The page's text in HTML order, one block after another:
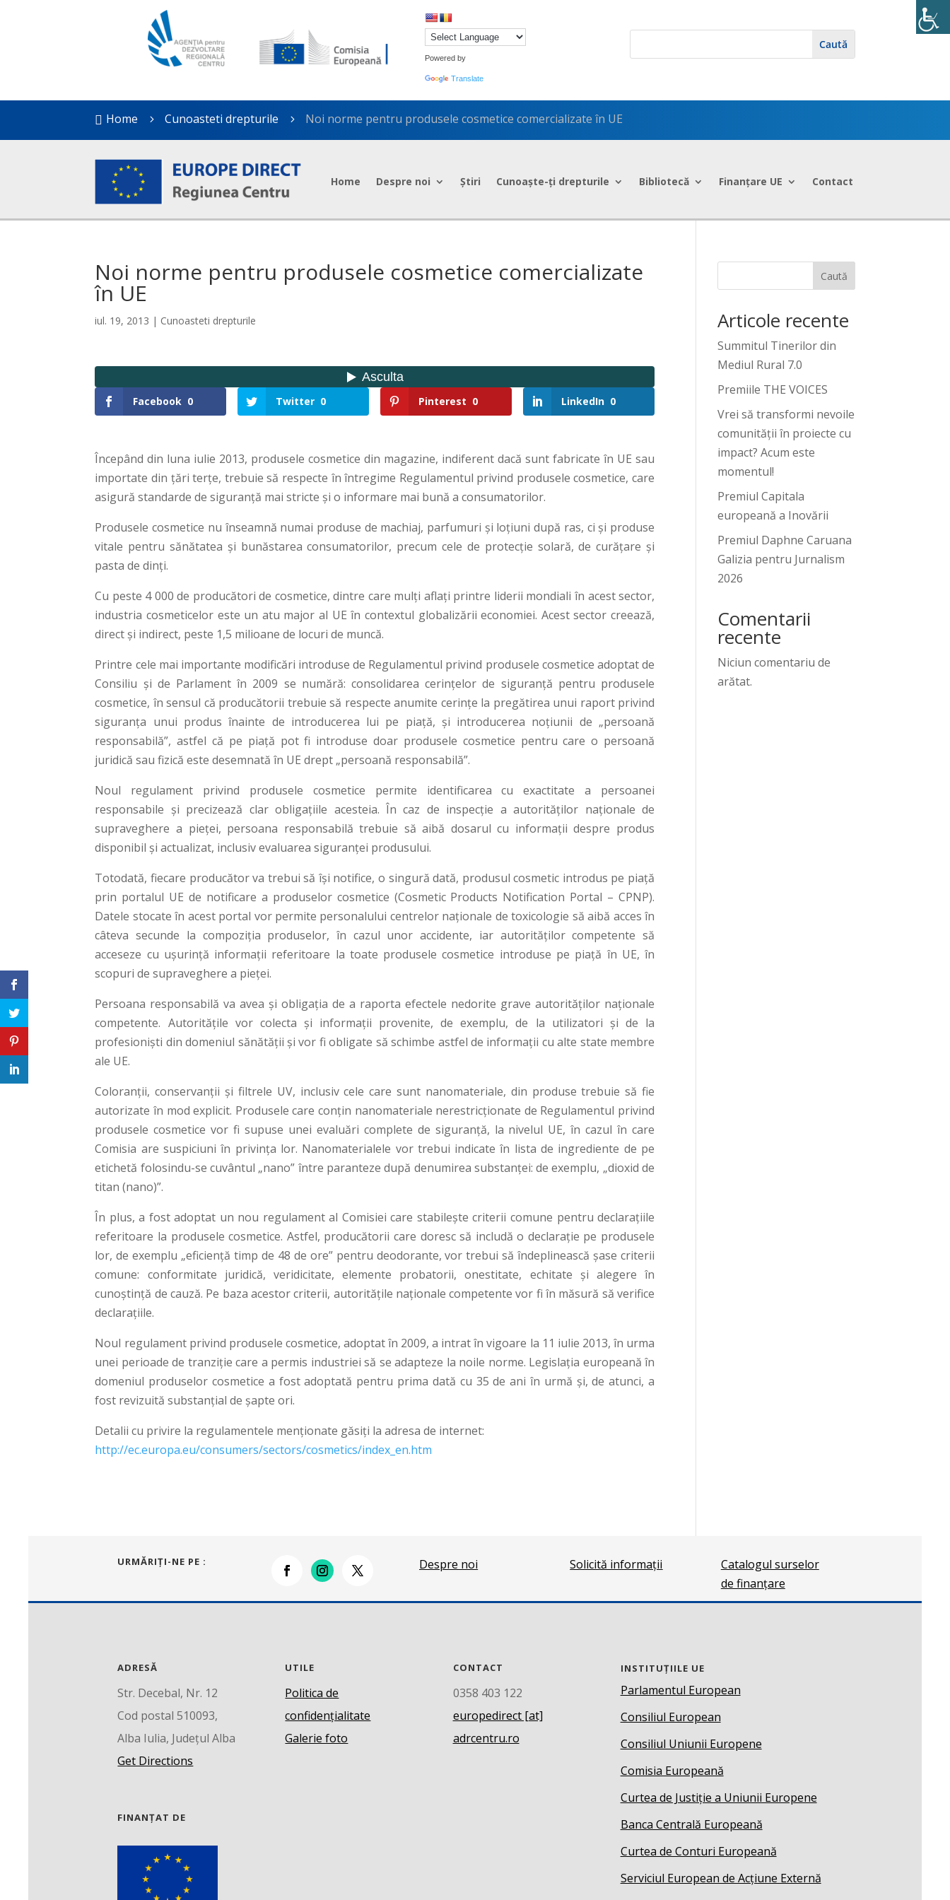
Powered by
Translate
 Home 5 Cunoasteti drepturile 5 Noi norme pentru produsele cosmetice comercializate în UE
Home Despre noi Știri Cunoaște-ți drepturile Bibliotecă Finanțare UE Contact
Noi norme pentru produsele cosmetice comercializate
în UE
iul. 19, 2013 | Cunoasteti drepturile
Facebook 0 Twitter 0 Pinterest 0 LinkedIn 0
Începând din luna iulie 2013, produsele cosmetice din magazine, indiferent dacă sunt fabricate în UE sau
importate din ţări terţe, trebuie să respecte în întregime Regulamentul privind produsele cosmetice, care
asigură standarde de siguranţă mai stricte şi o informare mai bună a consumatorilor.
Produsele cosmetice nu înseamnă numai produse de machiaj, parfumuri şi loţiuni după ras, ci şi produse
vitale pentru sănătatea şi bunăstarea consumatorilor, precum cele de protecţie solară, de curăţare şi
pasta de dinţi.
Cu peste 4 000 de producători de cosmetice, dintre care mulţi aflaţi printre liderii mondiali în acest sector,
industria cosmeticelor este un atu major al UE în contextul globalizării economiei. Acest sector creează,
direct şi indirect, peste 1,5 milioane de locuri de muncă.
Printre cele mai importante modificări introduse de Regulamentul privind produsele cosmetice adoptat de
Consiliu şi de Parlament în 2009 se numără: consolidarea cerinţelor de siguranţă pentru produsele
cosmetice, în sensul că producătorii trebuie să respecte anumite cerinţe la pregătirea unui raport privind
siguranţa unui produs înainte de introducerea lui pe piaţă, şi introducerea noţiunii de „persoană
responsabilă”, astfel că pe piaţă pot fi introduse doar produsele cosmetice pentru care o persoană
juridică sau fizică este desemnată în UE drept „persoană responsabilă”.
Noul regulament privind produsele cosmetice permite identificarea cu exactitate a persoanei
responsabile şi precizează clar obligaţiile acesteia. În caz de inspecţie a autorităţilor naţionale de
supraveghere a pieţei, persoana responsabilă trebuie să aibă dosarul cu informaţii despre produs
disponibil şi actualizat, inclusiv evaluarea siguranţei produsului.
Totodată, fiecare producător va trebui să îşi notifice, o singură dată, produsul cosmetic introdus pe piaţă
prin portalul UE de notificare a produselor cosmetice (Cosmetic Products Notification Portal – CPNP).
Datele stocate în acest portal vor permite personalului centrelor naţionale de toxicologie să aibă acces în
câteva secunde la compoziţia produselor, în cazul unor accidente, iar autorităţilor competente să
acceseze cu uşurinţă informaţii referitoare la toate produsele cosmetice introduse pe piaţă în UE, în
scopuri de supraveghere a pieţei.
Persoana responsabilă va avea şi obligaţia de a raporta efectele nedorite grave autorităţilor naţionale
competente. Autorităţile vor colecta şi informaţii provenite, de exemplu, de la utilizatori şi de la
profesionişti din domeniul sănătăţii şi vor fi obligate să schimbe astfel de informaţii cu alte state membre
ale UE.
Coloranţii, conservanţii şi filtrele UV, inclusiv cele care sunt nanomateriale, din produse trebuie să fie
autorizate în mod explicit. Produsele care conţin nanomateriale nerestricţionate de Regulamentul privind
produsele cosmetice vor fi supuse unei evaluări complete de siguranţă, la nivelul UE, în cazul în care
Comisia are suspiciuni în privinţa lor. Nanomaterialele vor trebui indicate în lista de ingrediente de pe
etichetă folosindu-se cuvântul „nano” între paranteze după denumirea substanţei: de exemplu, „dioxid de
titan (nano)”.
În plus, a fost adoptat un nou regulament al Comisiei care stabileşte criterii comune pentru declaraţiile
referitoare la produsele cosmetice. Astfel, producătorii care doresc să includă o declaraţie pe produsele
lor, de exemplu „eficienţă timp de 48 de ore” pentru deodorante, vor trebui să îndeplinească şase criterii
comune: conformitate juridică, veridicitate, elemente probatorii, onestitate, echitate şi alegere în
cunoştinţă de cauză. Pe baza acestor criterii, autorităţile naţionale competente vor fi în măsură să verifice
declaraţiile.
Noul regulament privind produsele cosmetice, adoptat în 2009, a intrat în vigoare la 11 iulie 2013, în urma
unei perioade de tranziţie care a permis industriei să se adapteze la noile norme. Legislaţia europeană în
domeniul produselor cosmetice a fost adoptată pentru prima dată cu 35 de ani în urmă şi, de atunci, a
fost revizuită substanţial de şapte ori.
Detalii cu privire la regulamentele menţionate găsiţi la adresa de internet:
http://ec.europa.eu/consumers/sectors/cosmetics/index_en.htm
Caută
Articole recente
Summitul Tinerilor din
Mediul Rural 7.0
Premiile THE VOICES
Vrei să transformi nevoile
comunității în proiecte cu
impact? Acum este
momentul!
Premiul Capitala
europeană a Inovării
Premiul Daphne Caruana
Galizia pentru Jurnalism
2026
Comentarii
recente
Niciun comentariu de
arătat.
URMĂRIŢI-NE PE : Despre noi Solicită informații
Catalogul surselor
de finanțare
ADRESĂ
Str. Decebal, Nr. 12
Cod postal 510093,
Alba Iulia, Județul Alba
Get Directions
UTILE
Politica de
confidențialitate
Galerie foto
CONTACT
0358 403 122
europedirect [at]
adrcentru.ro
FINANȚAT DE
INSTITUȚIILE UE
Parlamentul European
Consiliul European
Consiliul Uniunii Europene
Comisia Europeană
Curtea de Justiție a Uniunii Europene
Banca Centrală Europeană
Curtea de Conturi Europeană
Serviciul European de Acțiune Externă